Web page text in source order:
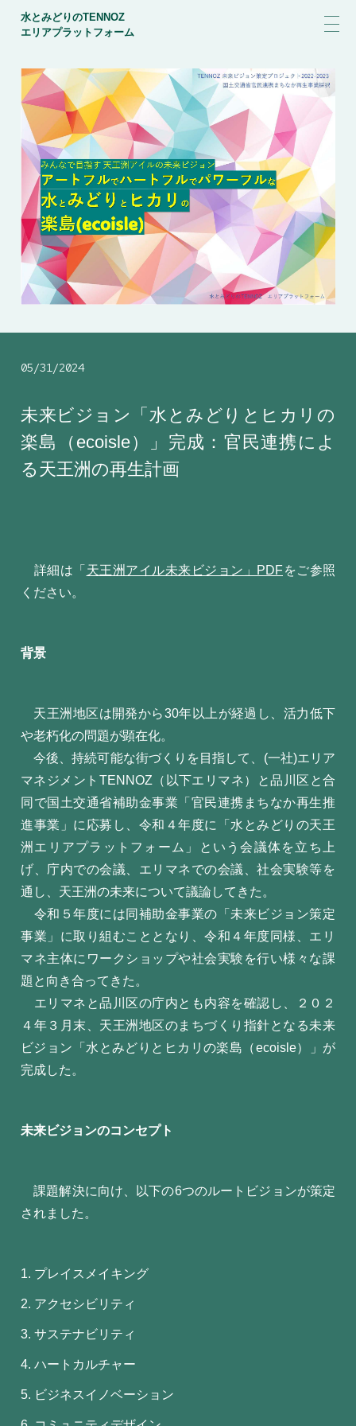
水とみどりのTENNOZ
エリアプラットフォーム
05/31/2024
未来ビジョン「水とみどりとヒカリの
楽島（ecoisle）」完成：官民連携によ
る天王洲の再生計画
詳細は「 天王洲アイル未来ビジョン」PDFをご参照
ください。
背景
天王洲地区は開発から30年以上が経過し、活力低下
や老朽化の問題が顕在化。
今後、持続可能な街づくりを目指して、 (一社)エリア
マネジメントTENNOZ（以下エリマネ）と品川区と合
同で国土交通省補助金事業「官民連携まちなか再生推
進事業」に応募し、令和４年度に「水とみどりの天王
洲エリアプラットフォーム」という会議体を立ち上
げ、庁内での会議、エリマネでの会議、社会実験等を
通し、天王洲の未来について議論してきた。
令和５年度には同補助金事業の「未来ビジョン策定
事業」に取り組むこととなり、令和４年度同様、エリ
マネ主体にワークショップや社会実験を行い様々な課
題と向き合ってきた。
エリマネと品川区の庁内とも内容を確認し、２０２
４年３月末、天王洲地区のまちづくり指針となる未来
ビジョン「水とみどりとヒカリの楽島（ecoisle）」が
完成した。
未来ビジョンのコンセプト
課題解決に向け、以下の6つのルートビジョンが策定
されました。
プレイスメイキング
アクセシビリティ
サステナビリティ
ハートカルチャー
ビジネスイノベーション